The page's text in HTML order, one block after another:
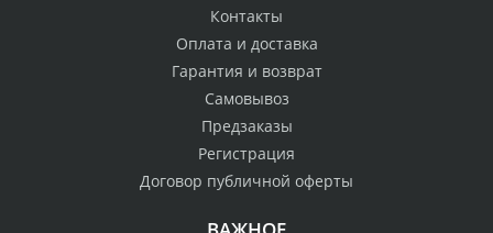
Контакты
Оплата и доставка
Гарантия и возврат
Самовывоз
Предзаказы
Регистрация
Договор публичной оферты